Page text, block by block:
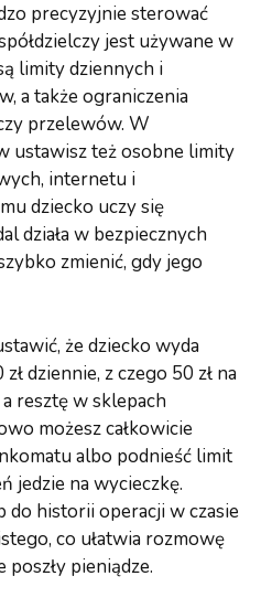
precyzyjnie sterować
jest używane w
limity dziennych i
a także ograniczenia
przelewów. W
ustawisz też osobne limity
internetu i
dziecko uczy się
działa w bezpiecznych
zmienić, gdy jego
że dziecko wyda
dziennie, z czego 50 zł na
resztę w sklepach
możesz całkowicie
albo podnieść limit
jedzie na wycieczkę.
do historii operacji w czasie
co ułatwia rozmowę
pieniądze.